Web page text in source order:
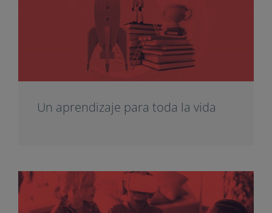
Un aprendizaje para toda la vida